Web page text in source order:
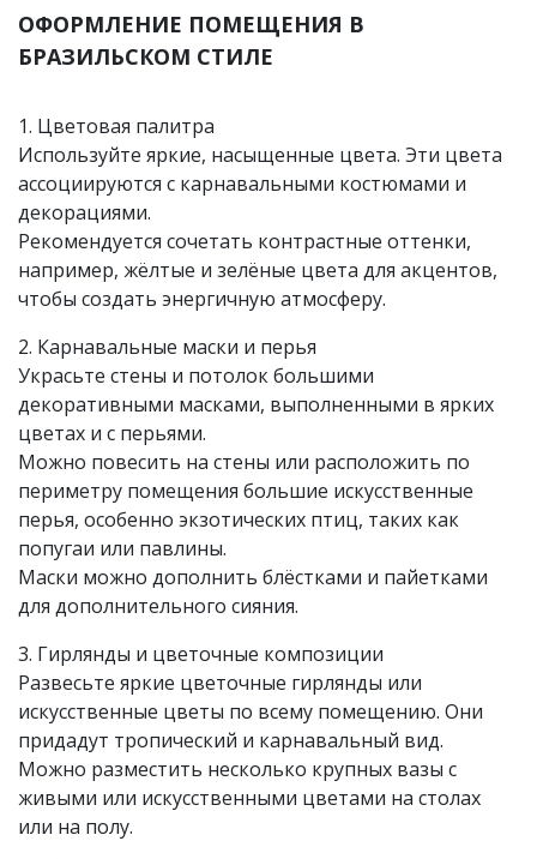
ОФОРМЛЕНИЕ ПОМЕЩЕНИЯ В
БРАЗИЛЬСКОМ СТИЛЕ
1. Цветовая палитра
Используйте яркие, насыщенные цвета. Эти цвета
ассоциируются с карнавальными костюмами и
декорациями.
Рекомендуется сочетать контрастные оттенки,
например, жёлтые и зелёные цвета для акцентов,
чтобы создать энергичную атмосферу.
2. Карнавальные маски и перья
Украсьте стены и потолок большими
декоративными масками, выполненными в ярких
цветах и с перьями.
Можно повесить на стены или расположить по
периметру помещения большие искусственные
перья, особенно экзотических птиц, таких как
попугаи или павлины.
Маски можно дополнить блёстками и пайетками
для дополнительного сияния.
3. Гирлянды и цветочные композиции
Развесьте яркие цветочные гирлянды или
искусственные цветы по всему помещению. Они
придадут тропический и карнавальный вид.
Можно разместить несколько крупных вазы с
живыми или искусственными цветами на столах
или на полу.